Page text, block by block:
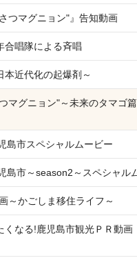
つマグニョン"』告知動画
合唱隊による斉唱
本近代化の起爆剤～
マグニョン"～未来のタマゴ
島市スペシャルムービー
島市～season2～スペシャル
～かごしま移住ライフ～
くなる!鹿児島市観光ＰＲ動画